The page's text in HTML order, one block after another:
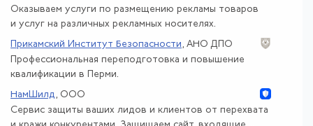
Оказываем услуги по размещению рекламы товаров
и услуг на различных рекламных носителях.
Прикамский Институт Безопасности , АНО ДПО
Профессиональная переподготовка и повышение
квалификации в Перми.
НамШилд , ООО
Сервис защиты ваших лидов и клиентов от перехвата